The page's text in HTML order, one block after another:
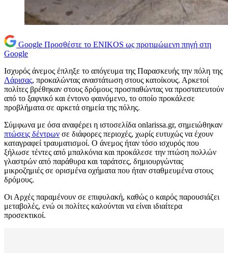
Google Προσθέστε το ENIKOS ως προτιμώμενη πηγή στη
Google
Ισχυρός άνεμος έπληξε το απόγευμα της Παρασκευής την πόλη της
Λάρισας, προκαλώντας αναστάτωση στους κατοίκους. Αρκετοί
πολίτες βρέθηκαν στους δρόμους προσπαθώντας να προστατευτούν
από το ξαφνικό και έντονο φαινόμενο, το οποίο προκάλεσε
προβλήματα σε αρκετά σημεία της πόλης.
Σύμφωνα με όσα αναφέρει η ιστοσελίδα onlarissa.gr, σημειώθηκαν
πτώσεις δέντρων σε διάφορες περιοχές, χωρίς ευτυχώς να έχουν
καταγραφεί τραυματισμοί. Ο άνεμος ήταν τόσο ισχυρός που
ξήλωσε τέντες από μπαλκόνια και προκάλεσε την πτώση πολλών
γλαστρών από παράθυρα και ταράτσες, δημιουργώντας
μικροζημιές σε ορισμένα οχήματα που ήταν σταθμευμένα στους
δρόμους.
Οι Αρχές παραμένουν σε επιφυλακή, καθώς ο καιρός παρουσιάζει
μεταβολές, ενώ οι πολίτες καλούνται να είναι ιδιαίτερα
προσεκτικοί.